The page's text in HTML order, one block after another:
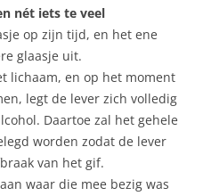
nét iets te veel
op zijn tijd, en het ene
glaasje uit.
lichaam, en op het moment
legt de lever zich volledig
Daartoe zal het gehele
worden zodat de lever
van het gif.
waar die mee bezig was